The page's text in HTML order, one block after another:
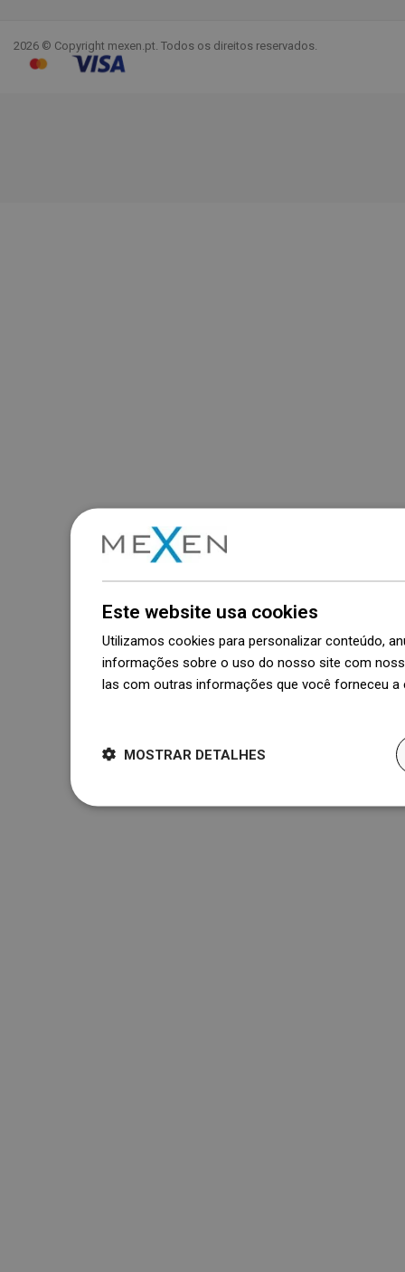
2026 © Copyright mexen.pt. Todos os direitos reservados.
Este website usa cookies
Utilizamos cookies para personalizar conteúdo,
informações sobre o uso do nosso site com
las com outras informações que você forneceu
MOSTRAR DETALHES